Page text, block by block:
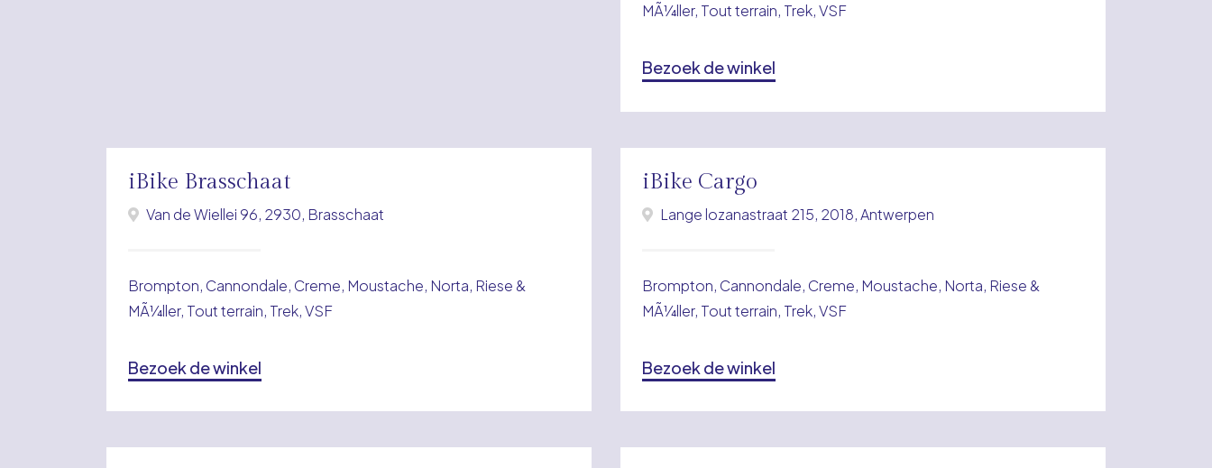
MÃ¼ller, Tout terrain, Trek, VSF
Bezoek de winkel
iBike Brasschaat
Van de Wiellei 96, 2930, Brasschaat
Brompton, Cannondale, Creme, Moustache, Norta, Riese &
MÃ¼ller, Tout terrain, Trek, VSF
Bezoek de winkel
iBike Cargo
Lange lozanastraat 215, 2018, Antwerpen
Brompton, Cannondale, Creme, Moustache, Norta, Riese &
MÃ¼ller, Tout terrain, Trek, VSF
Bezoek de winkel